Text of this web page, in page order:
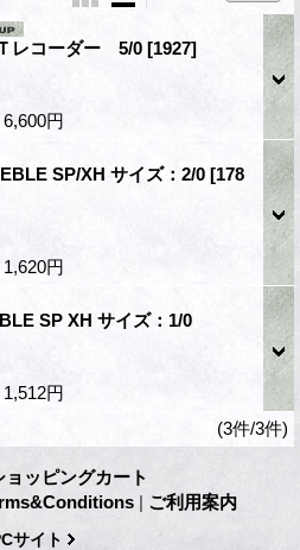
レコーダー 5/0 [1927]
6,600円
SP/XH サイズ：2/0 [178
1,620円
SP XH サイズ：1/0
1,512円
(3件/3件)
ョッピングカート
| ご利用案内
サイト